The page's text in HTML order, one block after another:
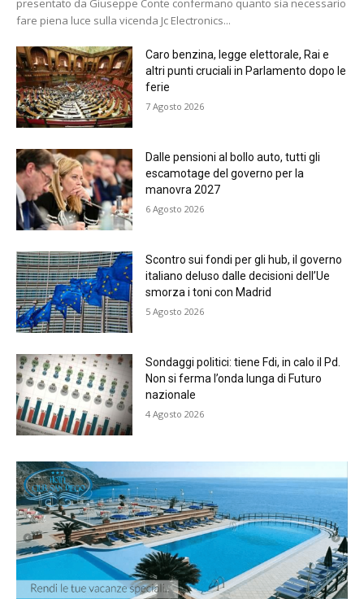
presentato da Giuseppe Conte confermano quanto sia necessario
fare piena luce sulla vicenda Jc Electronics...
Caro benzina, legge elettorale, Rai e
altri punti cruciali in Parlamento dopo le
ferie
7 Agosto 2026
Dalle pensioni al bollo auto, tutti gli
escamotage del governo per la
manovra 2027
6 Agosto 2026
Scontro sui fondi per gli hub, il governo
italiano deluso dalle decisioni dell’Ue
smorza i toni con Madrid
5 Agosto 2026
Sondaggi politici: tiene Fdi, in calo il Pd.
Non si ferma l’onda lunga di Futuro
nazionale
4 Agosto 2026